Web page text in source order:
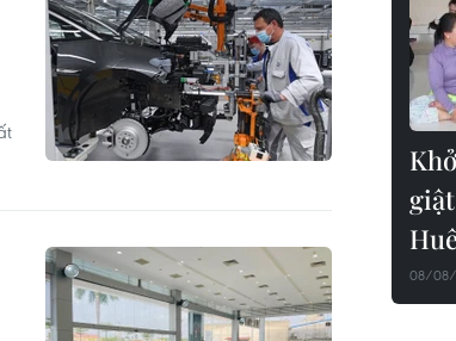
08/08/